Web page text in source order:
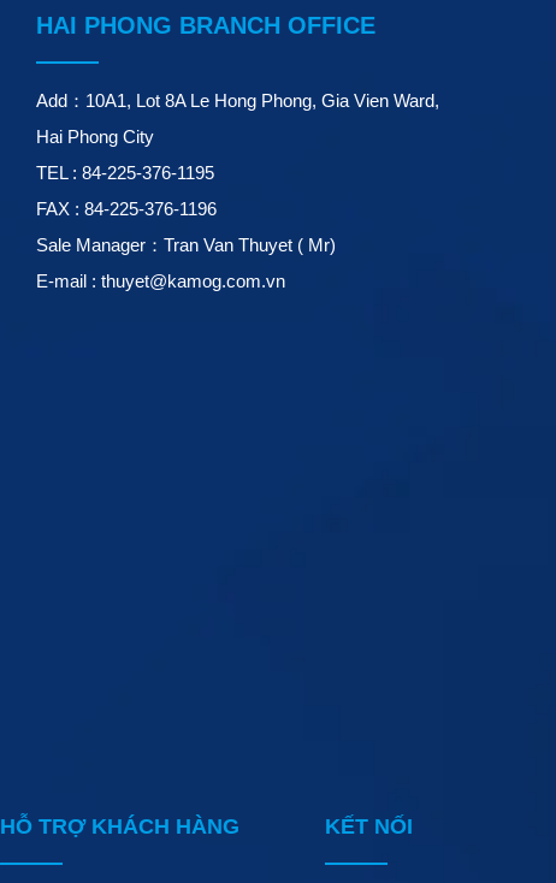
HAI PHONG BRANCH OFFICE
Add：10A1, Lot 8A Le Hong Phong, Gia Vien Ward,
Hai Phong City
TEL : 84-225-376-1195
FAX : 84-225-376-1196
Sale Manager：Tran Van Thuyet ( Mr)
E-mail : thuyet@kamog.com.vn
HỖ TRỢ KHÁCH HÀNG KẾT NỐI